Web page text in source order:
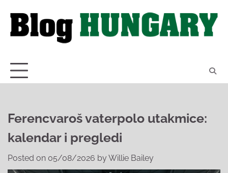
content
Ferencvaroš vaterpolo utakmice:
kalendar i pregledi
Posted on 05/08/2026 byWillie Bailey